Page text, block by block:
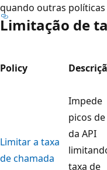
quando outras políticas
Limitação de
Policy
Limitar a taxa
de chamada
Impede
picos
da API
taxa de